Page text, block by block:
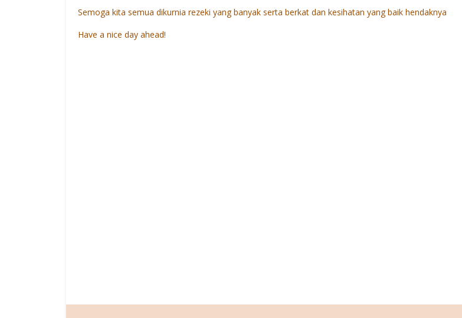
Semoga kita semua dikurnia rezeki yang banyak serta berkat dan kesihatan yang baik hendaknya
Have a nice day ahead!